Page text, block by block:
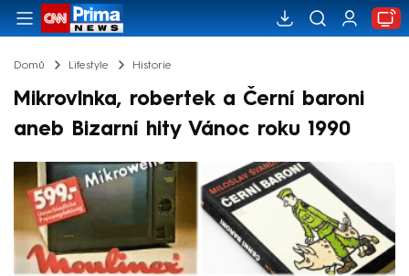
Domů Lifestyle Historie
Mikrovlnka, robertek a Černí baroni
aneb Bizarní hity Vánoc roku 1990